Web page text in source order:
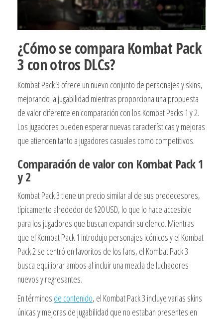
¿Cómo se compara Kombat Pack
3 con otros DLCs?
Kombat Pack 3 ofrece un nuevo conjunto de personajes y skins,
mejorando la jugabilidad mientras proporciona una propuesta
de valor diferente en comparación con los Kombat Packs 1 y 2.
Los jugadores pueden esperar nuevas características y mejoras
que atienden tanto a jugadores casuales como competitivos.
Comparación de valor con Kombat Pack 1
y 2
Kombat Pack 3 tiene un precio similar al de sus predecesores,
típicamente alrededor de $20 USD, lo que lo hace accesible
para los jugadores que buscan expandir su elenco. Mientras
que el Kombat Pack 1 introdujo personajes icónicos y el Kombat
Pack 2 se centró en favoritos de los fans, el Kombat Pack 3
busca equilibrar ambos al incluir una mezcla de luchadores
nuevos y regresantes.
En términos de contenido, el Kombat Pack 3 incluye varias skins
únicas y mejoras de jugabilidad que no estaban presentes en